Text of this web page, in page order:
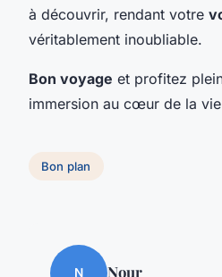
à découvrir, rendant votre
véritablement inoubliable.
Bon voyage et profitez
immersion au cœur de la
Bon plan
N Nour